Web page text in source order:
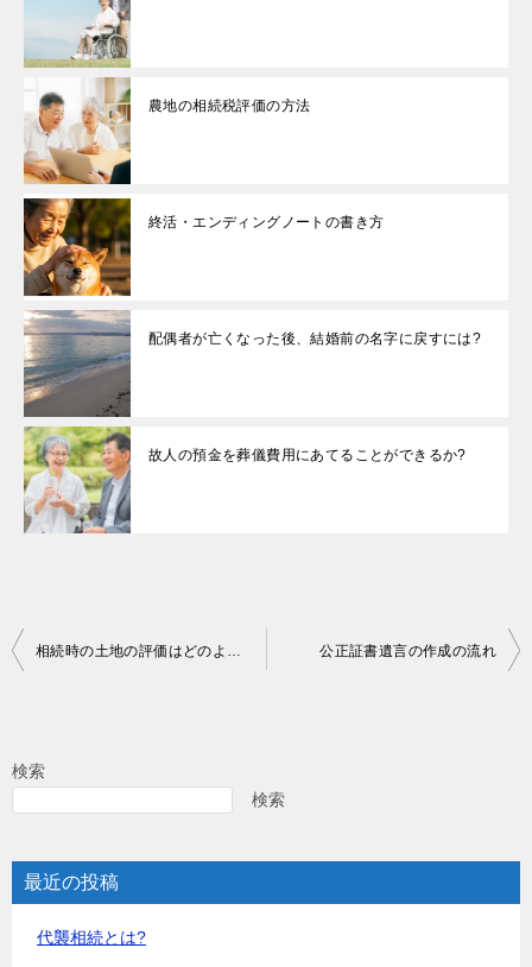
農地の相続税評価の方法
終活・エンディングノートの書き方
配偶者が亡くなった後、結婚前の名字に戻すには?
故人の預金を葬儀費用にあてることができるか?
投
ビ
シ
ョ
公正証書遺言の作成の流れ
検索
検索
最近の投稿
代襲相続とは?